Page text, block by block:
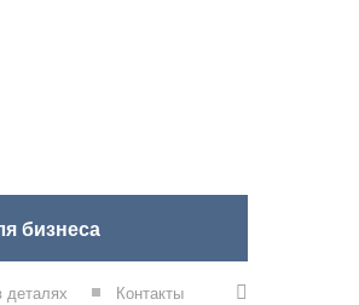
бизнеса
деталях Контакты